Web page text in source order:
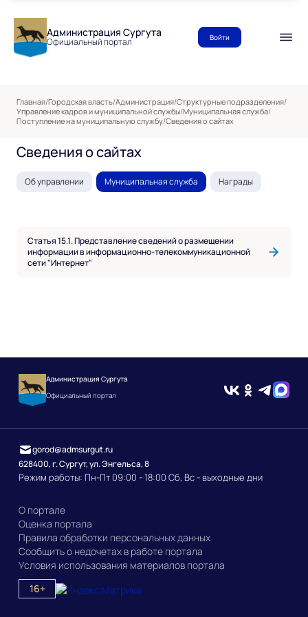
Администрация Сургута
Официальный портал Войти
Главная/Городская власть/Администрация/Структурные подразделения/
Управление кадров и муниципальной службы/Муниципальная служба/
Поступление на муниципальную службу/Сведения о сайтах
Сведения о сайтах
Об управлении Муниципальная служба Награды
Статья 15.1. Представление сведений о размещении
информации в информационно-телекоммуникационной
сети "Интернет"
Администрация Сургута
Официальный портал
628400, г. Сургут, ул. Энгельса, 8
Режим работы: Пн-Пт 09:00 - 18:00 Сб, Вс - выходные дни
gorod@admsurgut.ru
О портале
Оценка портала
Правила обработки персональных данных
Сообщить о недочетах в работе портала
Условия использования материалов портала
16+